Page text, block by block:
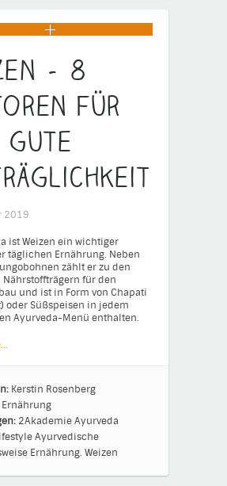
– 8
für
gute
2019
ist Weizen ein wichtiger
täglichen Ernährung. Neben
zählt er zu den
für den
und ist in Form von Chapati
oder Süßspeisen in jedem
Ayurveda-Menü enthalten.
Kerstin Rosenberg
Ernährung
2AkademieAyurveda
Ayurvedische
Ernährung. Weizen